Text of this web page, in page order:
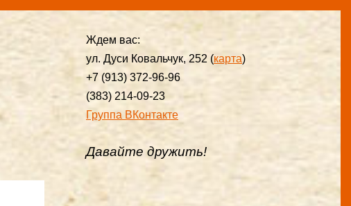
Ждем вас:
ул. Дуси Ковальчук, 252 (карта)
+7 (913) 372-96-96
(383) 214-09-23
Группа ВКонтакте
Давайте дружить!